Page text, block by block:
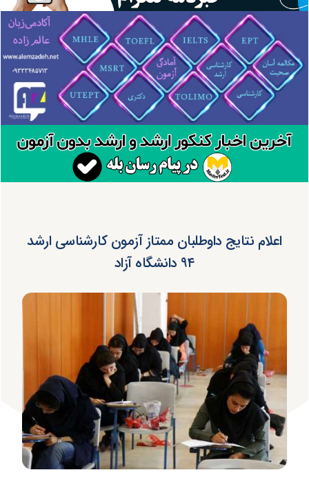
اعلام نتایج داوطلبان ممتاز آزمون کارشناسی ارشد
۹۴ دانشگاه آزاد